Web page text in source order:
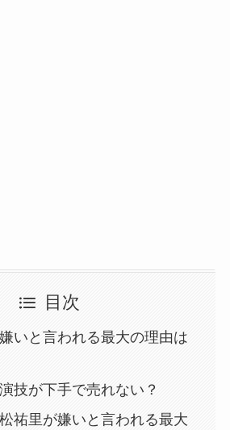
目次
いと言われる最大の理由は
技が下手で売れない？
祐里が嫌いと言われる最大